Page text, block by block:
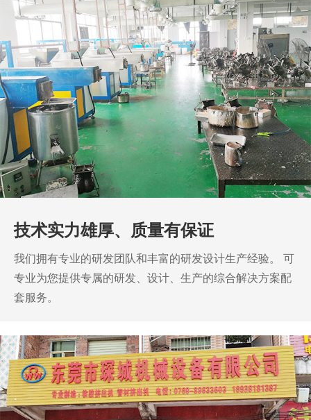
琛城机械是一家集研发、生产、销售于一体的成人用品挤
出厂家。 多年以来，公司一直坚持以“专业、诚信、平
和、永续”为经营理念，获得市场的肯定以及客户的广泛认
可。
技术实力雄厚、质量有保证
我们拥有专业的研发团队和丰富的研发设计生产经验。 可